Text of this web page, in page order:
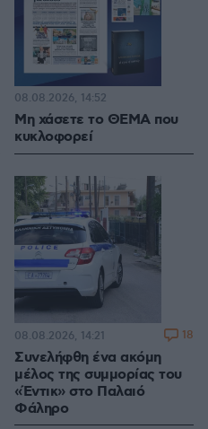
Μη χάσετε το ΘΕΜΑ που
κυκλοφορεί
08.08.2026, 14:52
Συνελήφθη ένα ακόμη
μέλος της συμμορίας του
«Έντικ» στο Παλαιό
Φάληρο
08.08.2026, 14:21 18